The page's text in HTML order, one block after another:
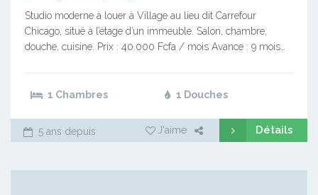
Studio moderne à louer à Village au lieu dit Carrefour
Chicago, situé à l’étage d’un immeuble. Salon, chambre,
douche, cuisine. Prix : 40.000 Fcfa / mois Avance : 9 mois…
1 Chambres 1 Douches
5 ans depuis J'aime Détails